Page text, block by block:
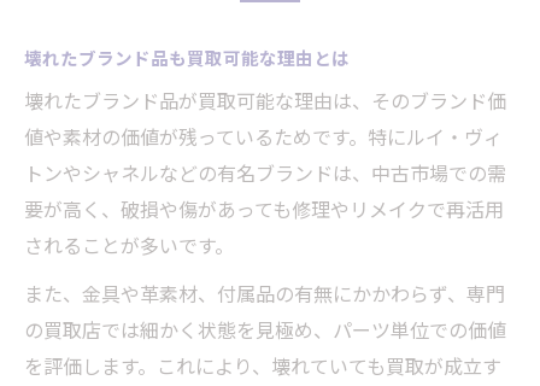
壊れたブランド品も買取可能な理由とは
壊れたブランド品が買取可能な理由は、そのブランド価
値や素材の価値が残っているためです。特にルイ・ヴィ
トンやシャネルなどの有名ブランドは、中古市場での需
要が高く、破損や傷があっても修理やリメイクで再活用
されることが多いです。
また、金具や革素材、付属品の有無にかかわらず、専門
の買取店では細かく状態を見極め、パーツ単位での価値
を評価します。これにより、壊れていても買取が成立す